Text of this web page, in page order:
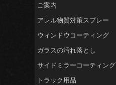
ご案内
アレル物質対策スプレー
ウィンドウコーティング
ガラスの汚れ落とし
サイドミラーコーティング
トラック用品